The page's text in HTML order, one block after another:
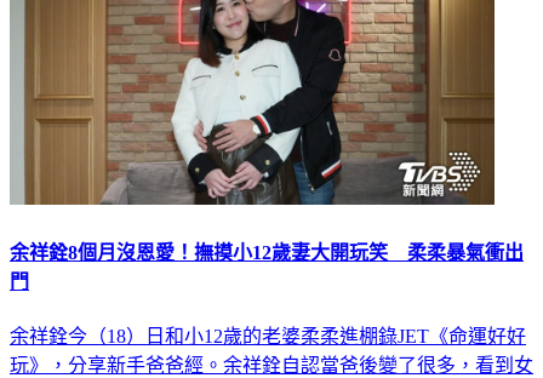
余祥銓8個月沒恩愛！撫摸小12歲妻大開玩笑 柔柔暴氣衝出
門
余祥銓今（18）日和小12歲的老婆柔柔進棚錄JET《命運好好
玩》，分享新手爸爸經。余祥銓自認當爸後變了很多，看到女